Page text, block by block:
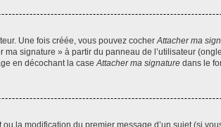
Une fois créée, vous pouvez cocherAttacher ma
ma signature » à partir du panneau de l’utilisateur
en décochant la caseAttacher ma signature dans le
la modification du premier message d’un sujet (si